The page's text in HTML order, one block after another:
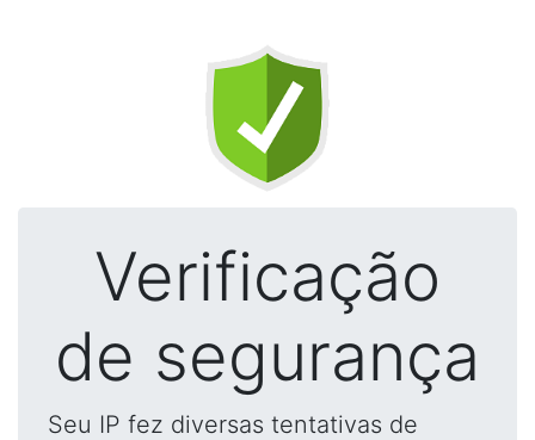
Verificação
de segurança
Seu IP fez diversas tentativas de